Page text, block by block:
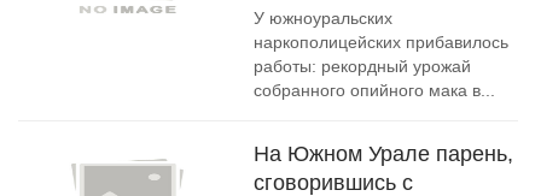
У южноуральских
наркополицейских прибавилось
работы: рекордный урожай
собранного опийного мака в...
На Южном Урале парень,
сговорившись с